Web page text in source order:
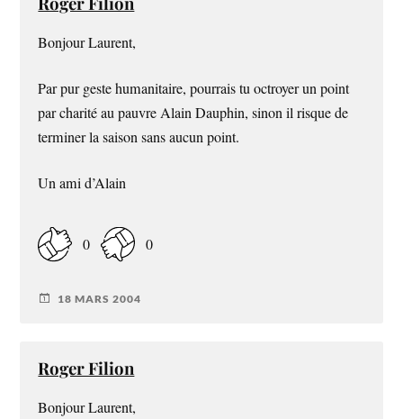
Bonjour Laurent,
Par pur geste humanitaire, pourrais tu octroyer un point
par charité au pauvre Alain Dauphin, sinon il risque de
terminer la saison sans aucun point.
Un ami d’Alain
0 0
18 MARS 2004
Roger Filion
Bonjour Laurent,